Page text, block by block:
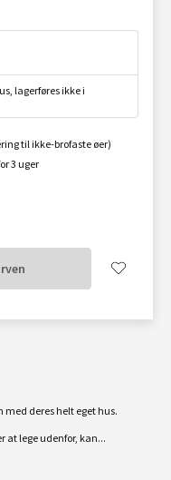
lagerføres ikke i
til ikke-brofaste øer)
3 uger
med deres helt eget hus.
at lege udenfor, kan...